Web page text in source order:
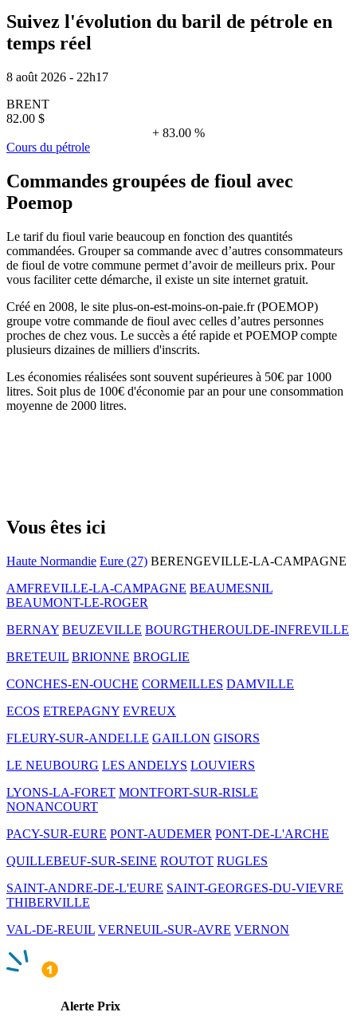
Suivez l'évolution du baril de pétrole en
temps réel
8 août 2026 - 22h17
BRENT
82.00 $
+ 83.00 %
Cours du pétrole
Commandes groupées de fioul avec
Poemop
Le tarif du fioul varie beaucoup en fonction des quantités
commandées. Grouper sa commande avec d’autres consommateurs
de fioul de votre commune permet d’avoir de meilleurs prix. Pour
vous faciliter cette démarche, il existe un site internet gratuit.
Créé en 2008, le site plus-on-est-moins-on-paie.fr (POEMOP)
groupe votre commande de fioul avec celles d’autres personnes
proches de chez vous. Le succès a été rapide et POEMOP compte
plusieurs dizaines de milliers d'inscrits.
Les économies réalisées sont souvent supérieures à 50€ par 1000
litres. Soit plus de 100€ d'économie par an pour une consommation
moyenne de 2000 litres.
Vous êtes ici
Haute Normandie Eure (27) BERENGEVILLE-LA-CAMPAGNE
AMFREVILLE-LA-CAMPAGNE BEAUMESNIL
BEAUMONT-LE-ROGER
BERNAY BEUZEVILLE BOURGTHEROULDE-INFREVILLE
BRETEUIL BRIONNE BROGLIE
CONCHES-EN-OUCHE CORMEILLES DAMVILLE
ECOS ETREPAGNY EVREUX
FLEURY-SUR-ANDELLE GAILLON GISORS
LE NEUBOURG LES ANDELYS LOUVIERS
LYONS-LA-FORET MONTFORT-SUR-RISLE
NONANCOURT
PACY-SUR-EURE PONT-AUDEMER PONT-DE-L'ARCHE
QUILLEBEUF-SUR-SEINE ROUTOT RUGLES
SAINT-ANDRE-DE-L'EURE SAINT-GEORGES-DU-VIEVRE
THIBERVILLE
VAL-DE-REUIL VERNEUIL-SUR-AVRE VERNON
Alerte Prix